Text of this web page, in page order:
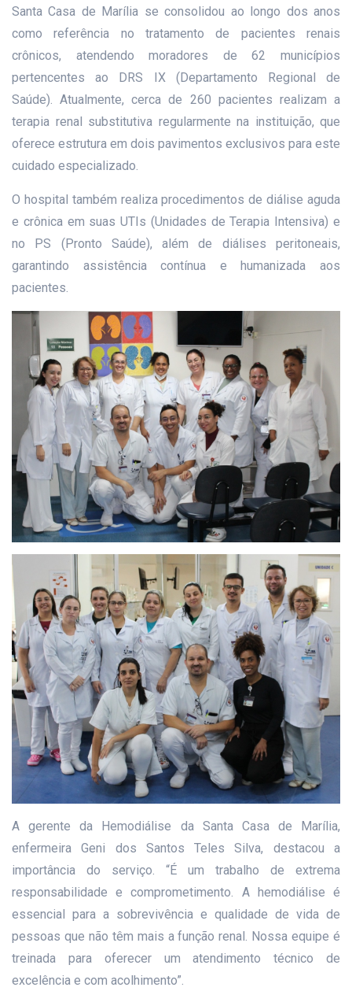
Santa Casa de Marília se consolidou ao longo dos anos
como referência no tratamento de pacientes renais
crônicos, atendendo moradores de 62 municípios
pertencentes ao DRS IX (Departamento Regional de
Saúde). Atualmente, cerca de 260 pacientes realizam a
terapia renal substitutiva regularmente na instituição, que
oferece estrutura em dois pavimentos exclusivos para este
cuidado especializado.
O hospital também realiza procedimentos de diálise aguda
e crônica em suas UTIs (Unidades de Terapia Intensiva) e
no PS (Pronto Saúde), além de diálises peritoneais,
garantindo assistência contínua e humanizada aos
pacientes.
A gerente da Hemodiálise da Santa Casa de Marília,
enfermeira Geni dos Santos Teles Silva, destacou a
importância do serviço. “É um trabalho de extrema
responsabilidade e comprometimento. A hemodiálise é
essencial para a sobrevivência e qualidade de vida de
pessoas que não têm mais a função renal. Nossa equipe é
treinada para oferecer um atendimento técnico de
excelência e com acolhimento”.